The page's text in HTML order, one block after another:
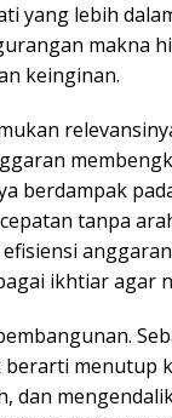
yang lebih
makna
keinginan.
berdampak
tanpa
ikhtiar agar
menutup
dan